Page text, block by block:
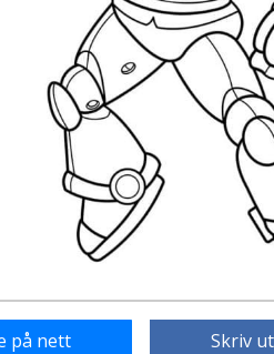
på nett Skriv ut